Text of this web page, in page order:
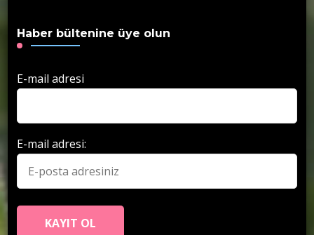
Haber bültenine üye olun
E-mail adresi
E-mail adresi: